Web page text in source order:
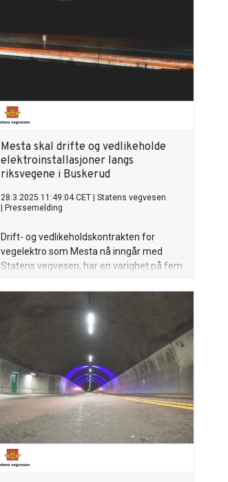
Mesta skal drifte og vedlikeholde
elektroinstallasjoner langs
riksvegene i Buskerud
28.3.2025 11:49:04 CET
Statens vegvesen
Pressemelding
Drift- og vedlikeholdskontrakten for
vegelektro som Mesta nå inngår med
Statens vegvesen, har en varighet på fem
og E134 i Asker.